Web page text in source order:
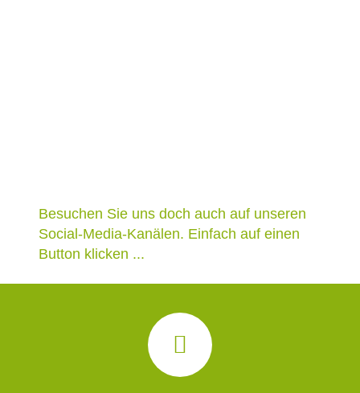
Besuchen Sie uns doch auch auf unseren
Social-Media-Kanälen. Einfach auf einen
Button klicken ...